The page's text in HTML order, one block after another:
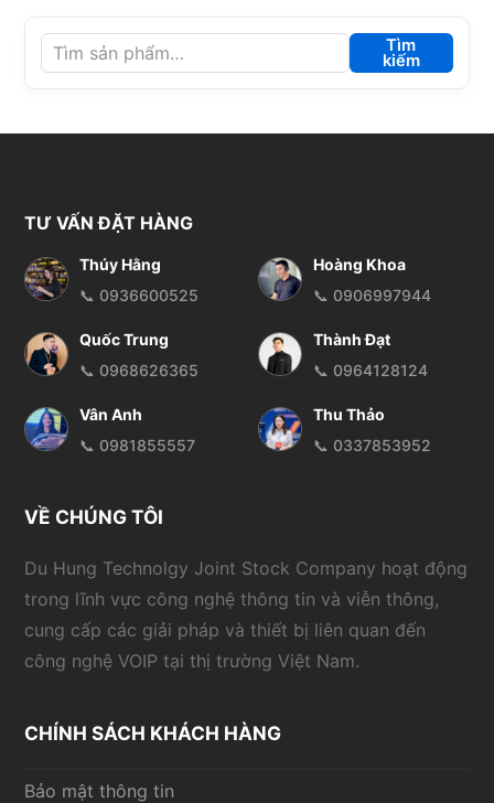
Tìm
kiếm
TƯ VẤN ĐẶT HÀNG
Thúy Hằng
📞 0936600525
Hoàng Khoa
📞 0906997944
Quốc Trung
📞 0968626365
Thành Đạt
📞 0964128124
Vân Anh
📞 0981855557
Thu Thảo
📞 0337853952
VỀ CHÚNG TÔI
Du Hung Technolgy Joint Stock Company hoạt động
trong lĩnh vực công nghệ thông tin và viễn thông,
cung cấp các giải pháp và thiết bị liên quan đến
công nghệ VOIP tại thị trường Việt Nam.
CHÍNH SÁCH KHÁCH HÀNG
Bảo mật thông tin